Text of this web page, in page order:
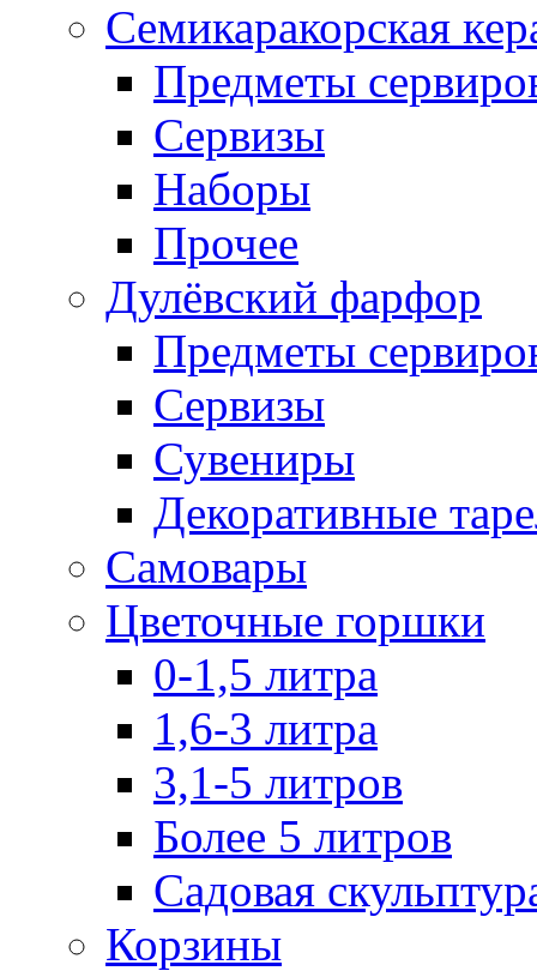
Семикаракорская
Предметы
Сервизы
Наборы
Прочее
Дулёвский фарфор
Предметы
Сервизы
Сувениры
Декоративные
Самовары
Цветочные горшки
0-1,5 литра
1,6-3 литра
3,1-5 литров
Более 5 литров
Садовая
Корзины